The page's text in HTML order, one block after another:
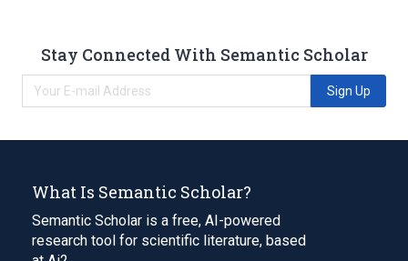
Stay Connected With Semantic Scholar
Sign Up
What Is Semantic Scholar?
Semantic Scholar is a free, AI-powered
research tool for scientific literature, based